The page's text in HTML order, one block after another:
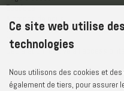
Boutique
Service après-vente
Contact
Déclaration relative à l'accessibilité
Ce site web utilise
technologies
Nous utilisons des cookies et
également de tiers, pour assurer